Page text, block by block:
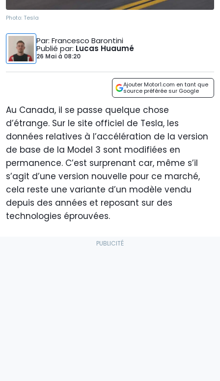
Photo: Tesla
Par: Francesco Barontini
Publié par: Lucas Huaumé
26 Mai à 08:20
Ajouter Motor1.com en tant que
source préférée sur Google
Au Canada, il se passe quelque chose
d’étrange. Sur le site officiel de Tesla, les
données relatives à l’accélération de la version
de base de la Model 3 sont modifiées en
permanence. C’est surprenant car, même s’il
s’agit d’une version nouvelle pour ce marché,
cela reste une variante d’un modèle vendu
depuis des années et reposant sur des
technologies éprouvées.